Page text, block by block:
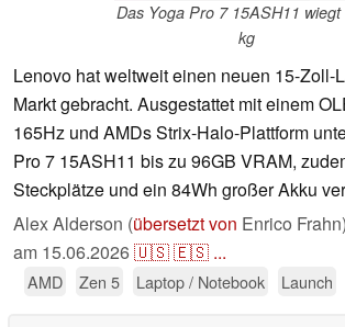
Das Yoga Pro 7 15ASH11 wiegt
kg
Lenovo hat weltweit einen neuen 15-Zoll-
Markt gebracht. Ausgestattet mit einem
165Hz und AMDs Strix-Halo-Plattform
Pro 7 15ASH11 bis zu 96GB VRAM,
Steckplätze und ein 84Wh großer Akku
Alex Alderson (übersetzt von Enrico
am 15.06.2026🇺🇸🇪🇸 ...
AMD Zen 5 Laptop / Notebook Launch